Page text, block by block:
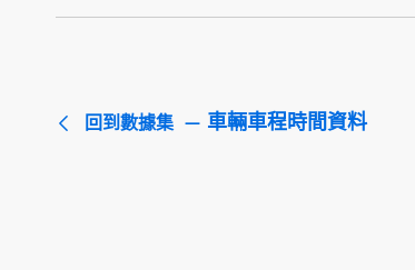
回到數據集 車輛車程時間資料